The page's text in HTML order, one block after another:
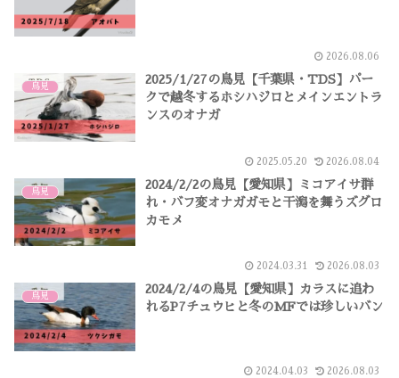
2026.08.06
鳥見
2025/1/27の鳥見【千葉県・TDS】パー
クで越冬するホシハジロとメインエントラ
ンスのオナガ
2025.05.20 2026.08.04
鳥見
2024/2/2の鳥見【愛知県】ミコアイサ群
れ・バフ変オナガガモと干潟を舞うズグロ
カモメ
2024.03.31 2026.08.03
鳥見
2024/2/4の鳥見【愛知県】カラスに追わ
れるP7チュウヒと冬のMFでは珍しいバン
2024.04.03 2026.08.03